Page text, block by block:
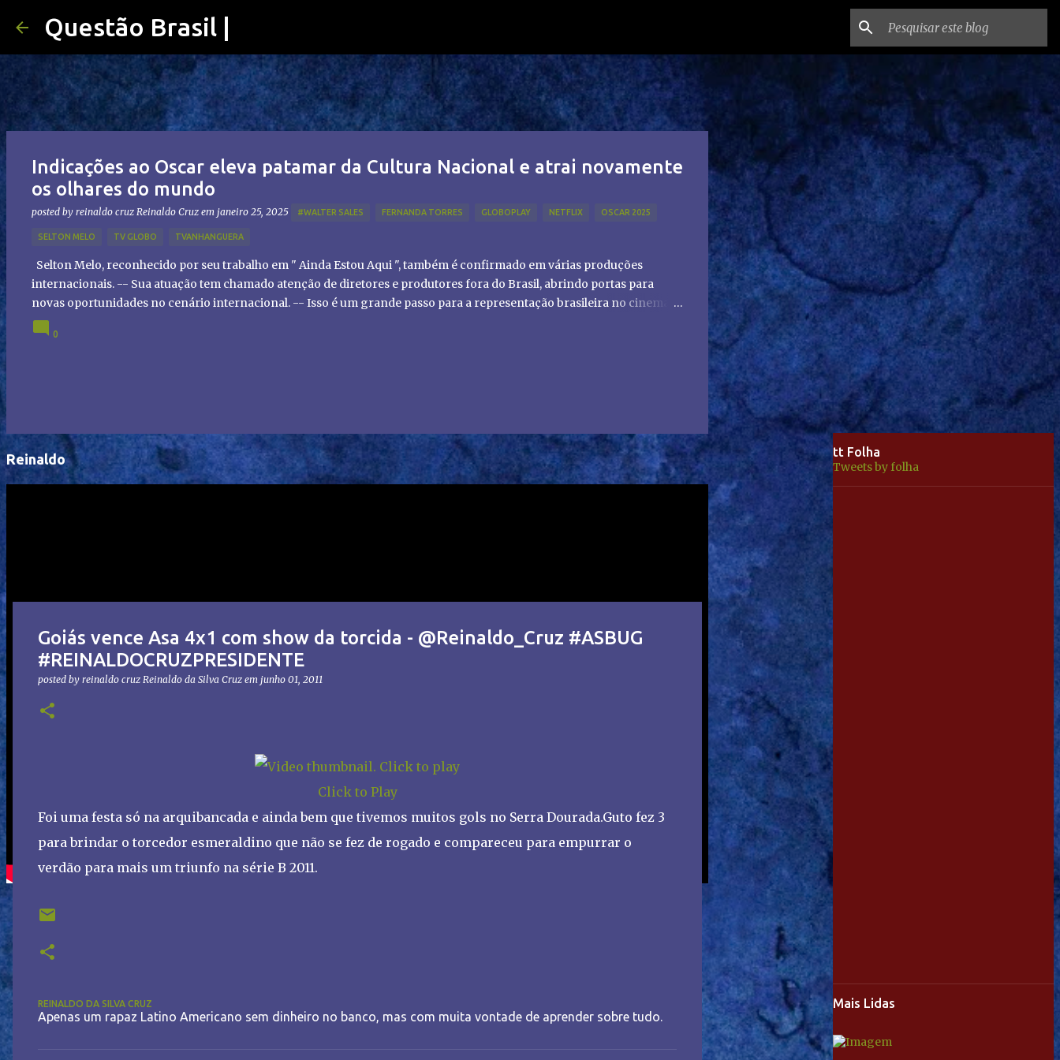
Questão Brasil |
Indicações ao Oscar eleva patamar da Cultura Nacional e atrai novamente
os olhares do mundo
posted by reinaldo cruz Reinaldo Cruz em janeiro 25, 2025 #WALTER SALES FERNANDA TORRES GLOBOPLAY NETFLIX OSCAR 2025
SELTON MELO TV GLOBO TVANHANGUERA
Selton Melo, reconhecido por seu trabalho em " Ainda Estou Aqui ", também é confirmado em várias produções
internacionais. -- Sua atuação tem chamado atenção de diretores e produtores fora do Brasil, abrindo portas para
novas oportunidades no cenário internacional. -- Isso é um grande passo para a representação brasileira no cinema
global!
0
Reinaldo
Goiás vence Asa 4x1 com show da torcida - @Reinaldo_Cruz #ASBUG
#REINALDOCRUZPRESIDENTE
posted by reinaldo cruz Reinaldo da Silva Cruz em junho 01, 2011
Click to Play
Foi uma festa só na arquibancada e ainda bem que tivemos muitos gols no Serra Dourada.Guto fez 3
para brindar o torcedor esmeraldino que não se fez de rogado e compareceu para empurrar o
verdão para mais um triunfo na série B 2011.
REINALDO DA SILVA CRUZ
Apenas um rapaz Latino Americano sem dinheiro no banco, mas com muita vontade de aprender sobre tudo.
tt Folha
Tweets by folha
Mais Lidas